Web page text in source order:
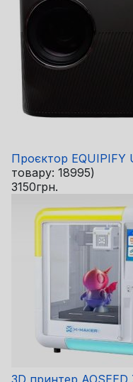
Проєктор EQUIPIFY
товару: 18995)
3150грн.
3D принтер AOSEED